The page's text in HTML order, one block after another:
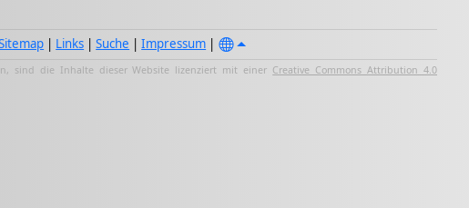
| Links |Suche |Impressum |
sind die Inhalte dieser Website lizenziert mit einer Creative Commons Attribution 4.0